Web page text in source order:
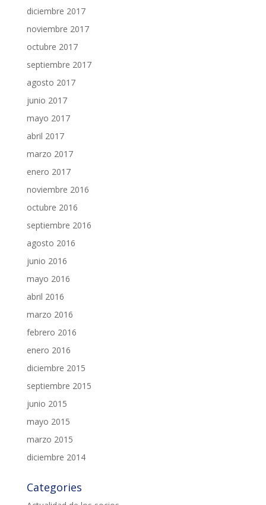
diciembre 2017
noviembre 2017
octubre 2017
septiembre 2017
agosto 2017
junio 2017
mayo 2017
abril 2017
marzo 2017
enero 2017
noviembre 2016
octubre 2016
septiembre 2016
agosto 2016
junio 2016
mayo 2016
abril 2016
marzo 2016
febrero 2016
enero 2016
diciembre 2015
septiembre 2015
junio 2015
mayo 2015
marzo 2015
diciembre 2014
Categories